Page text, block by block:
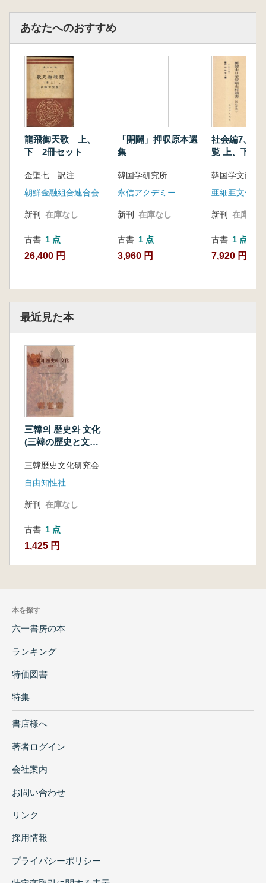
あなたへのおすすめ
龍飛御天歌 上、
下 2冊セット
金聖七 訳注
朝鮮金融組合連合会
新刊 在庫なし
古書 1 点
26,400 円
「開闢」押収原本選
集
韓国学研究所
永信アクデミー
新刊 在庫なし
古書 1 点
3,960 円
社会編7、8
覧 上、下
韓国学文献
亜細亜文化社
新刊 在庫なし
古書 1 点
7,920 円
最近見た本
三韓의 歴史와 文化
(三韓の歴史と文
自由知性社
新刊 在庫なし
古書 1 点
1,425 円
本を探す
六一書房の本
ランキング
特価図書
特集
書店様へ
著者ログイン
会社案内
お問い合わせ
リンク
採用情報
プライバシーポリシー